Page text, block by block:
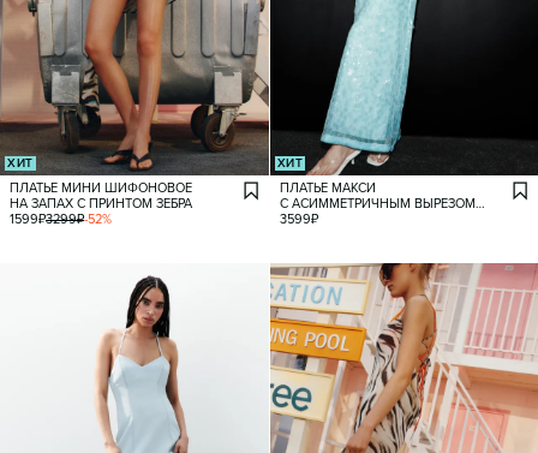
ХИТ
ПЛАТЬЕ МИНИ ШИФОНОВОЕ
НА ЗАПАХ С ПРИНТОМ ЗЕБРА
1599₽3299₽-52%
ХИТ
ПЛАТЬЕ МАКСИ
С АСИММЕТРИЧНЫМ ВЫРЕЗОМ
ИЗ ПАЙЕТОК
3599₽